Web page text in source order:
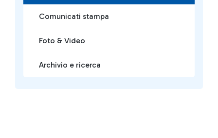
Comunicati stampa
Foto & Video
Archivio e ricerca